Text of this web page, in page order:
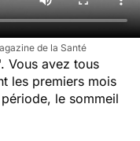
de la Santé
Vous avez tous
les premiers mois
le sommeil